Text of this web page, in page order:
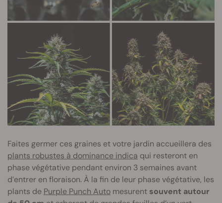
Faites germer ces graines et votre jardin accueillera des
plants robustes à dominance indica qui resteront en
phase végétative pendant environ 3 semaines avant
d’entrer en floraison. À la fin de leur phase végétative, les
plants de Purple Punch Auto mesurent souvent autour